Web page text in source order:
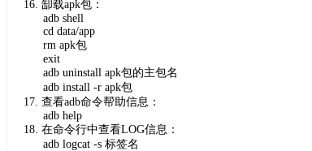
16. 缷载apk包：
adb shell
cd data/app
rm apk包
exit
adb uninstall apk包的主包名
adb install -r apk包
17. 查看adb命令帮助信息：
adb help
18. 在命令行中查看LOG信息：
adb logcat -s 标签名